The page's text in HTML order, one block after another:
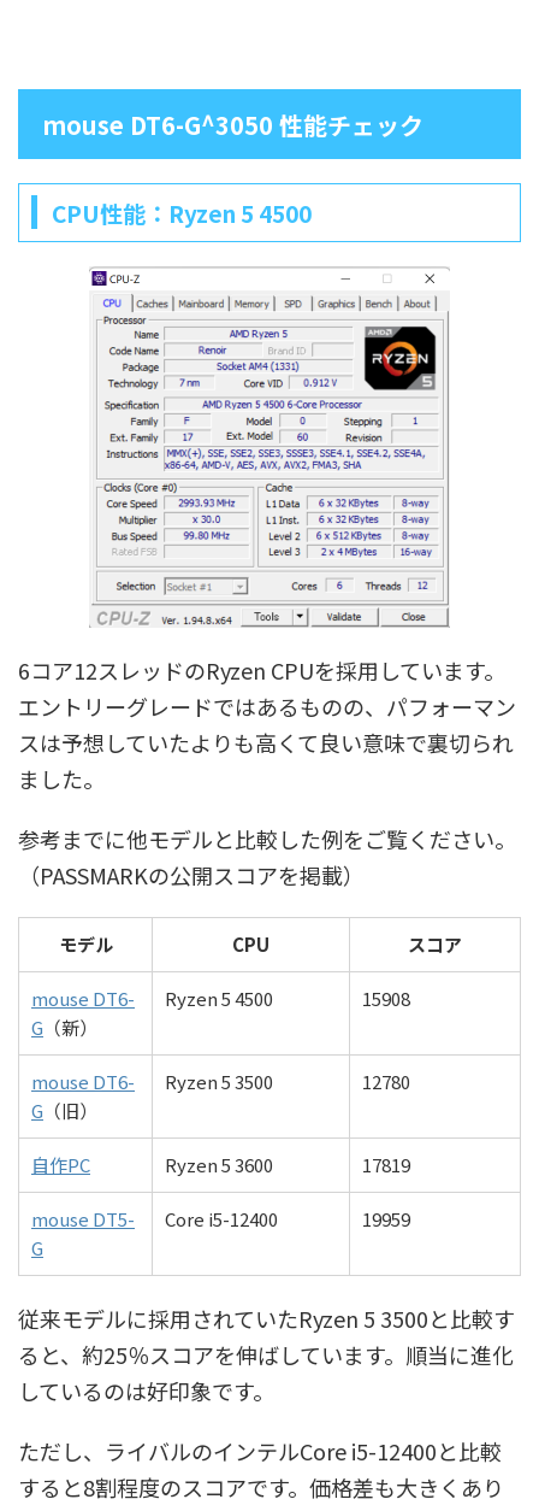
mouse DT6-G^3050 性能チェック
CPU性能：Ryzen 5 4500
6コア12スレッドのRyzen CPUを採用しています。
エントリーグレードではあるものの、パフォーマン
スは予想していたよりも高くて良い意味で裏切られ
ました。
参考までに他モデルと比較した例をご覧ください。
（PASSMARKの公開スコアを掲載）
モデル CPU スコア
mouse DT6-
G （新）
Ryzen 5 4500 15908
mouse DT6-
G （旧）
Ryzen 5 3500 12780
自作PC Ryzen 5 3600 17819
mouse DT5-
G
Core i5-12400 19959
従来モデルに採用されていたRyzen 5 3500と比較す
ると、約25％スコアを伸ばしています。順当に進化
しているのは好印象です。
ただし、ライバルのインテルCore i5-12400と比較
すると8割程度のスコアです。価格差も大きくあり